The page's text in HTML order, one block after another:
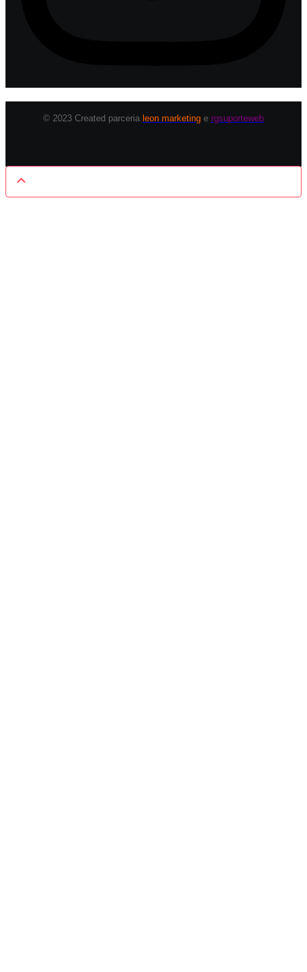
© 2023 Created parceria leon marketing e rgsuporteweb